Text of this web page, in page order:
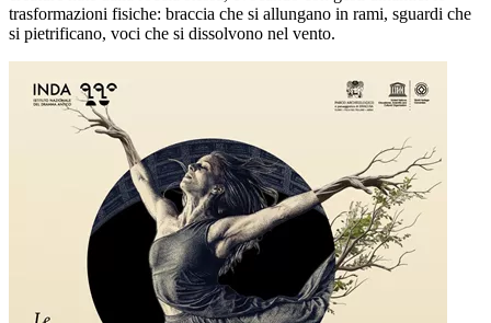
trasformazioni fisiche: braccia che si allungano in rami, sguardi che
si pietrificano, voci che si dissolvono nel vento.